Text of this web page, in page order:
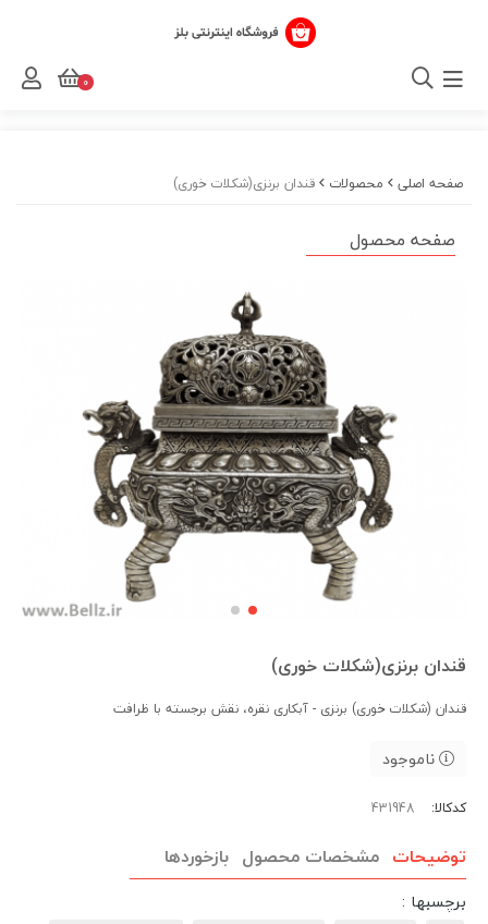
صفحه اصلی محصولات قندان برنزی(شکلات خوری)
صفحه محصول
قندان برنزی(شکلات خوری)
قندان (شکلات خوری) برنزی - آبکاری نقره، نقش برجسته با ظرافت
ناموجود
کدکالا:
توضیحات مشخصات محصول بازخوردها
برچسبها :
0